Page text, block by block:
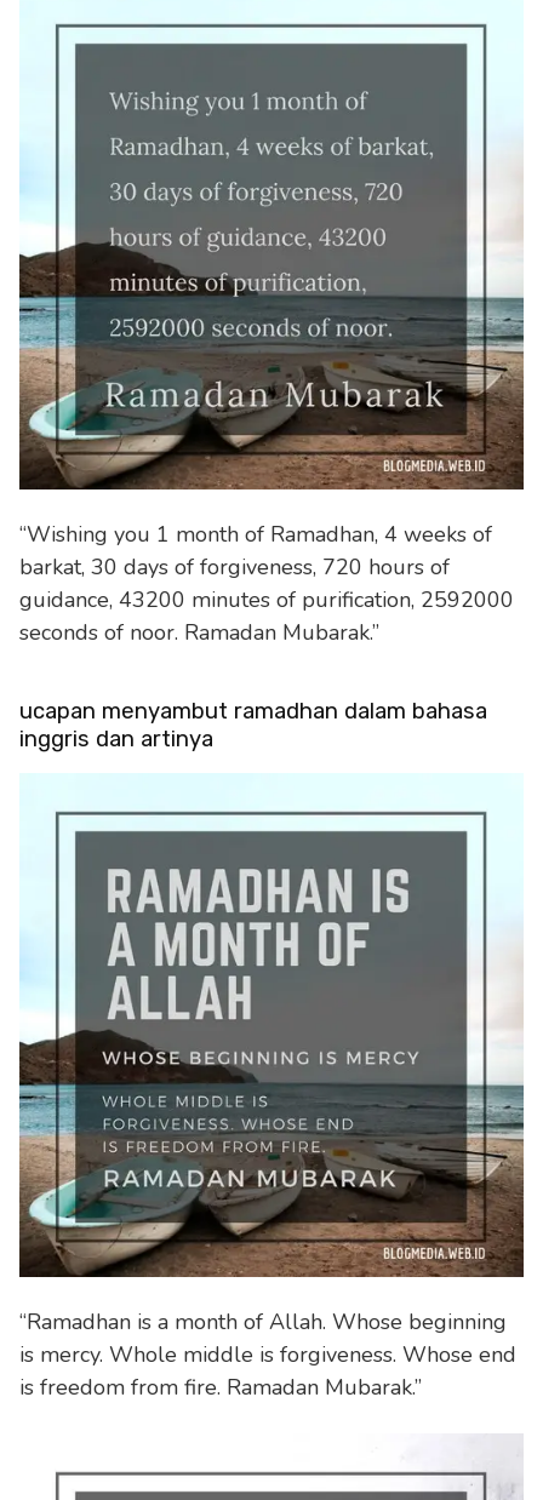
“Wishing you 1 month of Ramadhan, 4 weeks of
barkat, 30 days of forgiveness, 720 hours of
guidance, 43200 minutes of purification, 2592000
seconds of noor. Ramadan Mubarak.”
ucapan menyambut ramadhan dalam bahasa
inggris dan artinya
“Ramadhan is a month of Allah. Whose beginning
is mercy. Whole middle is forgiveness. Whose end
is freedom from fire. Ramadan Mubarak.”